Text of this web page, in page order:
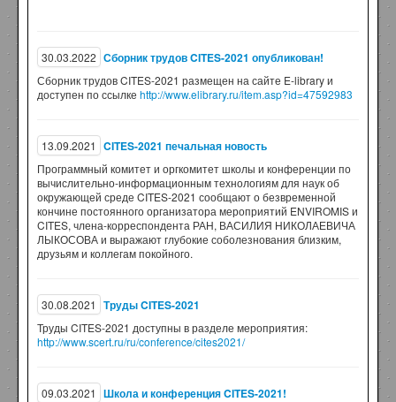
30.03.2022 Сборник трудов CITES-2021 опубликован!
Сборник трудов CITES-2021 размещен на сайте E-library и
доступен по ссылке http://www.elibrary.ru/item.asp?id=47592983
13.09.2021 CITES-2021 печальная новость
Программный комитет и оргкомитет школы и конференции по
вычислительно-информационным технологиям для наук об
окружающей среде CITES-2021 сообщают о безвременной
кончине постоянного организатора мероприятий ENVIROMIS и
CITES, члена-корреспондента РАН, ВАСИЛИЯ НИКОЛАЕВИЧА
ЛЫКОСОВА и выражают глубокие соболезнования близким,
друзьям и коллегам покойного.
30.08.2021 Труды CITES-2021
Труды CITES-2021 доступны в разделе мероприятия:
http://www.scert.ru/ru/conference/cites2021/
09.03.2021 Школа и конференция CITES-2021!